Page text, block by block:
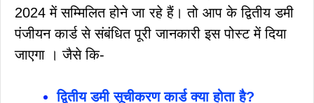
2024 में सम्मिलित होने जा रहे हैं। तो आप के द्वितीय डमी
पंजीयन कार्ड से संबंधित पूरी जानकारी इस पोस्ट में दिया
जाएगा । जैसे कि-
द्वितीय डमी सूचीकरण कार्ड क्या होता है?